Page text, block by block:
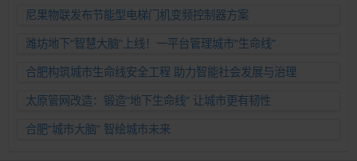
准运维新范式
尼果物联发布节能型电梯门机变频控制器方案
潍坊地下“智慧大脑”上线！一平台管理城市“生命线”
合肥构筑城市生命线安全工程 助力智能社会发展与治理
太原管网改造：锻造“地下生命线” 让城市更有韧性
合肥“城市大脑” 智绘城市未来